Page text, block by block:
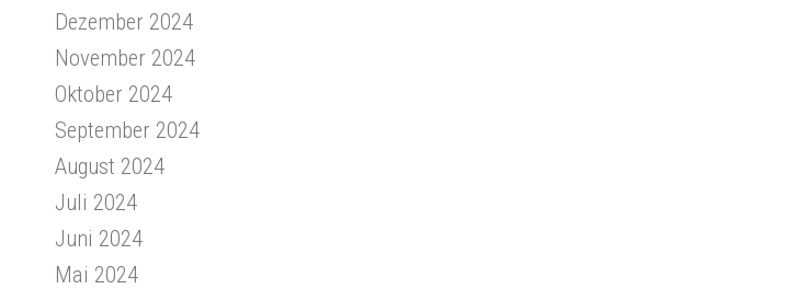
Dezember 2024
November 2024
Oktober 2024
September 2024
August 2024
Juli 2024
Juni 2024
Mai 2024